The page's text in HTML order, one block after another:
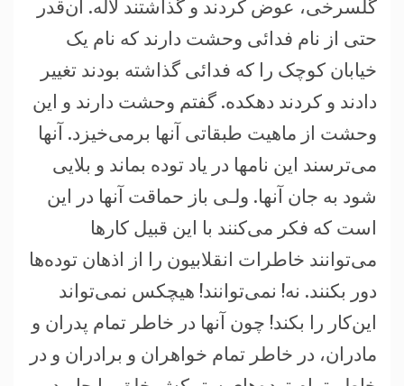
گلسرخی، عوض کردند و گذاشتند لاله. آن‌قدر
حتی از نام فدائی وحشت دارند که نام يک
خيابان کوچک را که فدائی گذاشته بودند تغيير
دادند و کردند دهکده. گفتم وحشت دارند و اين
وحشت از ماهيت طبقاتی آنها برمی‌خيزد. آنها
می‌ترسند اين نامها در ياد توده بماند و بلايی
شود به جان آنها. ولـی باز حماقت آنها در اين
است که فکر می‌کنند با اين قبيل کارها
می‌توانند خاطرات انقلابيون را از اذهان توده‌ها
دور بکنند. نه! نمی‌توانند! هيچکس نمی‌تواند
اين‌کار را بکند! چون آنها در خاطر تمام پدران و
مادران، در خاطر تمام خواهران و برادران و در